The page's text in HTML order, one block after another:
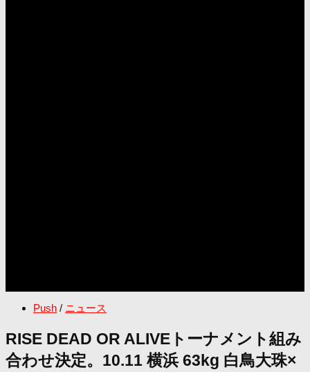
Push / ニュース
RISE DEAD OR ALIVEトーナメント組み
合わせ決定。10.11 横浜 63kg 白鳥大珠×